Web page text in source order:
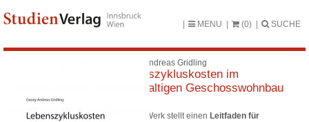
MENU (0) SUCHE
Georg-Andreas Gridling
Lebenszykluskosten im
nachhaltigen Geschosswohnbau
Dieses Werk stellt einen Leitfaden für